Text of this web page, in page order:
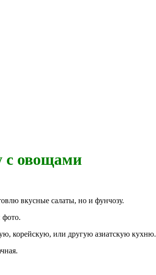
с овощами
вкусные салаты, но и фунчозу.
фото.
корейскую, или другую азиатскую кухню.